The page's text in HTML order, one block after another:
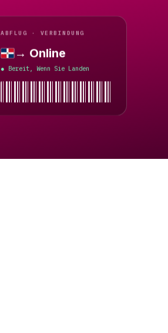
ABFLUG · VERBINDUNG
Dominikanische Republik
→ Online
● Bereit, Wenn Sie Landen